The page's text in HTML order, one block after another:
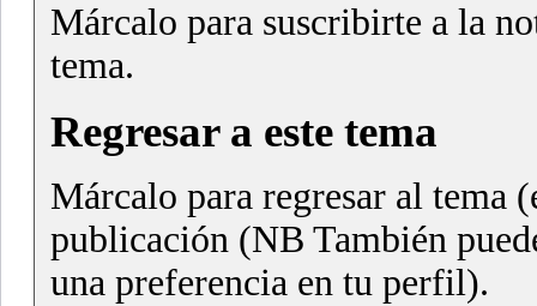
Márcalo para suscribirte a la
tema.
Regresar a este tema
Márcalo para regresar al tema
publicación (NB También
una preferencia en tu perfil).